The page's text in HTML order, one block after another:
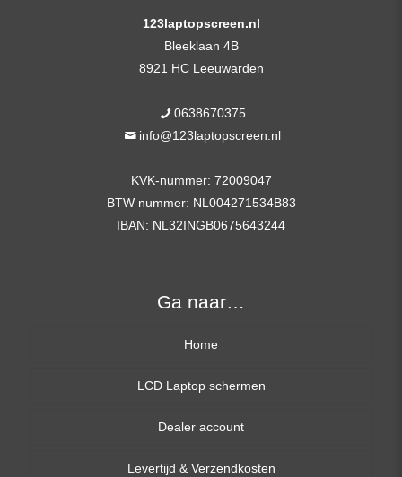
123laptopscreen.nl
Bleeklaan 4B
8921 HC Leeuwarden
0638670375
info@123laptopscreen.nl
KVK-nummer: 72009047
BTW nummer: NL004271534B83
IBAN: NL32INGB0675643244
Ga naar…
Home
LCD Laptop schermen
13,3 inch
14,0 inch
Dealer account
Levertijd & Verzendkosten